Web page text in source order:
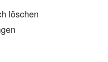
löschen